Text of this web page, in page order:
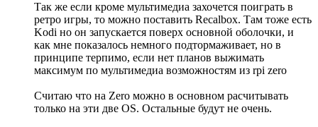
Так же если кроме мультимедиа захочется поиграть в
ретро игры, то можно поставить Recalbox. Там тоже есть
Kodi но он запускается поверх основной оболочки, и
как мне показалось немного подтормаживает, но в
принципе терпимо, если нет планов выжимать
максимум по мультимедиа возможностям из rpi zero
Считаю что на Zero можно в основном расчитывать
только на эти две OS. Остальные будут не очень.